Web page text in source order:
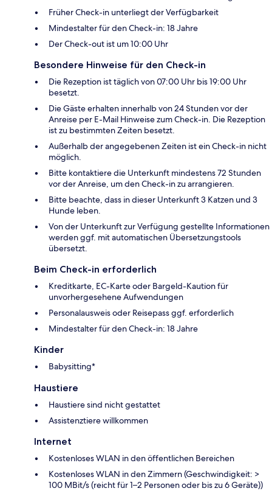
Früher Check-in unterliegt der Verfügbarkeit
Mindestalter für den Check-in: 18 Jahre
Der Check-out ist um 10:00 Uhr
Besondere Hinweise für den Check-in
Die Rezeption ist täglich von 07:00 Uhr bis 19:00 Uhr
besetzt.
Die Gäste erhalten innerhalb von 24 Stunden vor der
Anreise per E-Mail Hinweise zum Check-in. Die Rezeption
ist zu bestimmten Zeiten besetzt.
Außerhalb der angegebenen Zeiten ist ein Check-in nicht
möglich.
Bitte kontaktiere die Unterkunft mindestens 72 Stunden
vor der Anreise, um den Check-in zu arrangieren.
Bitte beachte, dass in dieser Unterkunft 3 Katzen und 3
Hunde leben.
Von der Unterkunft zur Verfügung gestellte Informationen
werden ggf. mit automatischen Übersetzungstools
übersetzt.
Beim Check-in erforderlich
Kreditkarte, EC-Karte oder Bargeld-Kaution für
unvorhergesehene Aufwendungen
Personalausweis oder Reisepass ggf. erforderlich
Mindestalter für den Check-in: 18 Jahre
Kinder
Babysitting*
Haustiere
Haustiere sind nicht gestattet
Assistenztiere willkommen
Internet
Kostenloses WLAN in den öffentlichen Bereichen
Kostenloses WLAN in den Zimmern (Geschwindigkeit: >
100 MBit/s (reicht für 1–2 Personen oder bis zu 6 Geräte))